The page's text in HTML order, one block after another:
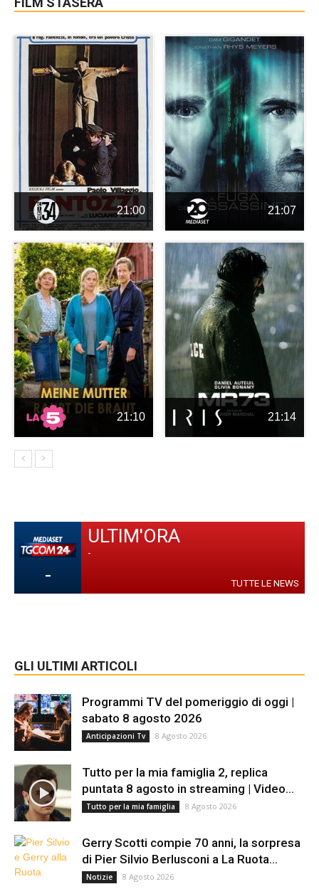
21:00 21:07
21:10 21:14
-
ULTIM'ORA
-
TUTTE LE NEWS
GLI ULTIMI ARTICOLI
Programmi TV del pomeriggio di oggi |
sabato 8 agosto 2026
Anticipazioni Tv 8 Agosto 2026
Tutto per la mia famiglia 2, replica
puntata 8 agosto in streaming | Video...
Tutto per la mia famiglia 8 Agosto 2026
Gerry Scotti compie 70 anni, la sorpresa
di Pier Silvio Berlusconi a La Ruota...
Notizie 8 Agosto 2026